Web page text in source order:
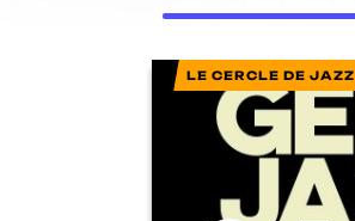
LE CERCLE DE JAZZ